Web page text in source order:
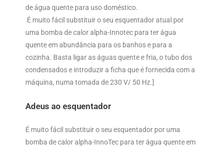
de água quente para uso doméstico.
É muito fácil substituir o seu esquentador atual por
uma bomba de calor alpha-Innotec para ter água
quente em abundância para os banhos e para a
cozinha. Basta ligar as águas quente e fria, o tubo dos
condensados e introduzir a ficha que é fornecida com a
máquina, numa tomada de 230 V/ 50 Hz.]
Adeus ao esquentador
É muito fácil substituir o seu esquentador por uma
bomba de calor alpha-InnoTec para ter água quente em